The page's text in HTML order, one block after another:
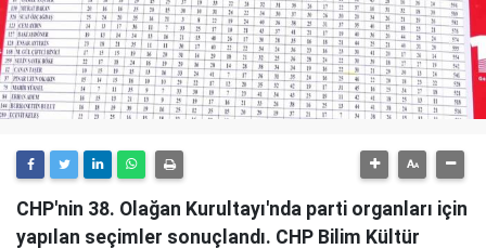
CHP'nin 38. Olağan Kurultayı'nda parti organları için
yapılan seçimler sonuçlandı. CHP Bilim Kültür